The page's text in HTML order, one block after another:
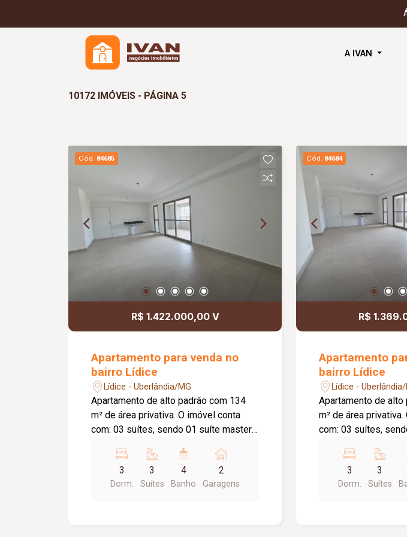
A IVAN
10172 IMÓVEIS - PÁGINA 5
Cód. 84685
R$ 1.422.000,00 V
Apartamento para venda no
bairro Lídice
Lídice - Uberlândia/MG
Apartamento de alto padrão com 134
m² de área privativa. O imóvel conta
com: 03 suítes, sendo 01 suíte master
ambientes; Lavabo; Varanda gourmet
ampla com bancada e vista livre;
Cozinha ampla e integrada; Hall de
3
Dorm.
3
Suítes
4
Banho
2
Garagens
Cód. 84684
R$
Apartamento
bairro Lídice
Lídice - Uberlândia/
Apartamento de alto
m² de área privativa. O imóvel conta
com: 03 suítes,
ambientes; Lavabo;
ampla com bancada;
integrada; Hall de
3
Dorm.
3
Suítes